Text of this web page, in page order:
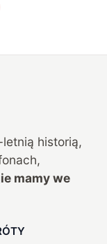
letnią historią,
mamy we